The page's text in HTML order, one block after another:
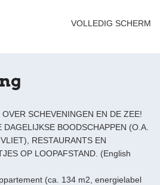
VOLLEDIG SCHERM
SCHEVENINGEN EN DE ZEE!
BOODSCHAPPEN (O.A.
RESTAURANTS EN
OP LOOPAFSTAND. (English
(ca. 134 m2, energielabel